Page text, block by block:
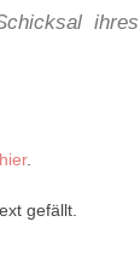
ihres
.
gefällt.